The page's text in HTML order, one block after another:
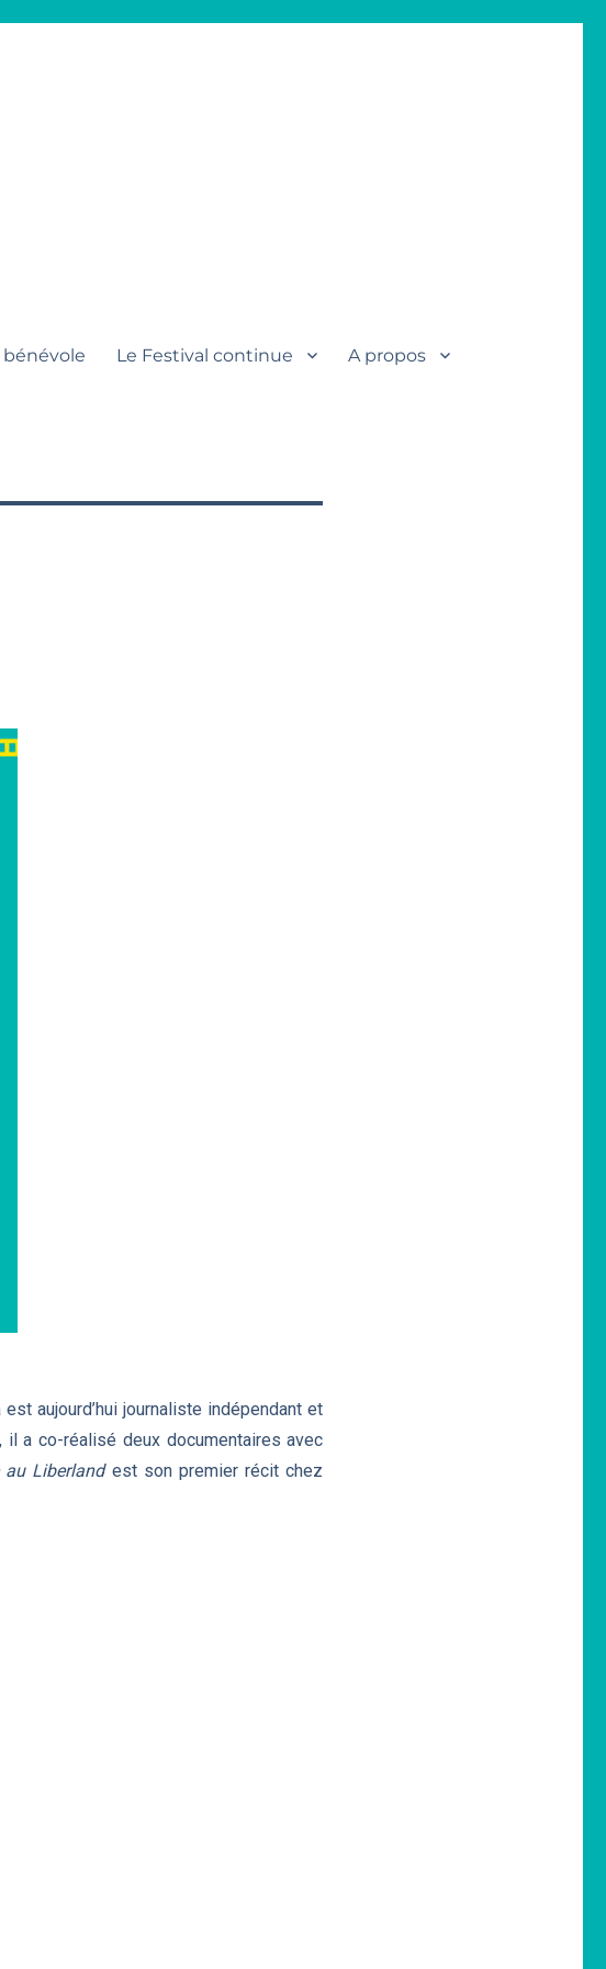
Le Festival continue A propos
aujourd’hui journaliste indépendant et
a co-réalisé deux documentaires avec
au Liberlandest son premier récit chez